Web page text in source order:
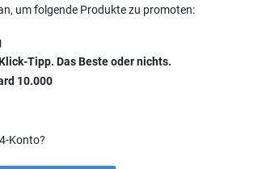
um folgende Produkte zu promoten:
Tipp. Das Beste oder nichts.
10.000
Konto?